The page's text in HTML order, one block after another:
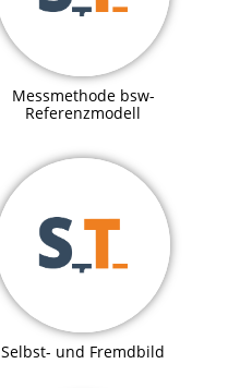
Messmethode bsw-
Referenzmodell
Selbst- und Fremdbild